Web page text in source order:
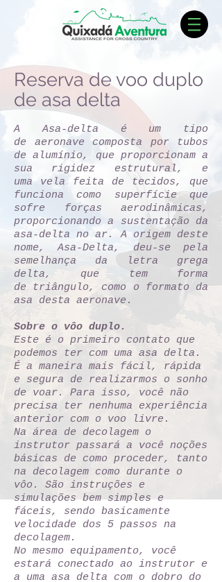
Reserva de voo duplo
de asa delta
A Asa-delta é um tipo
de aeronave composta por tubos
de alumínio, que proporcionam a
sua rigidez estrutural, e
uma vela feita de tecidos, que
funciona como superfície que
sofre forças aerodinâmicas,
proporcionando a sustentação da
asa-delta no ar. A origem deste
nome, Asa-Delta, deu-se pela
semelhança da letra grega
delta, que tem forma
de triângulo, como o formato da
asa desta aeronave.
Sobre o vôo duplo.
Este é o primeiro contato que
podemos ter com uma asa delta.
É a maneira mais fácil, rápida
e segura de realizarmos o sonho
de voar. Para isso, você não
precisa ter nenhuma experiência
anterior com o voo livre.
Na área de decolagem o
instrutor passará a você noções
básicas de como proceder, tanto
na decolagem como durante o
vôo. São instruções e
simulações bem simples e
fáceis, sendo basicamente
velocidade dos 5 passos na
decolagem.
No mesmo equipamento, você
estará conectado ao instrutor e
a uma asa delta com o dobro do